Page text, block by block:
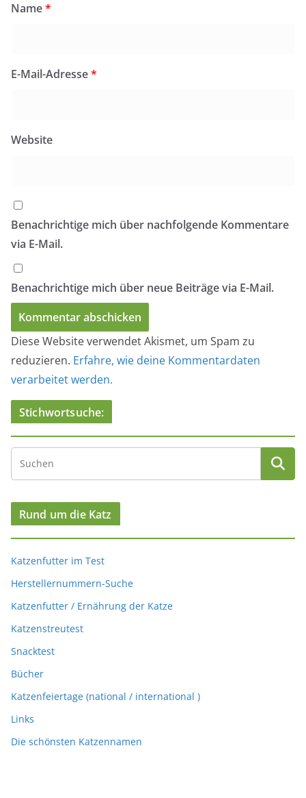
Name*
E-Mail-Adresse*
Website
Benachrichtige mich über nachfolgende Kommentare
via E-Mail.
Benachrichtige mich über neue Beiträge via E-Mail.
Diese Website verwendet Akismet, um Spam zu
reduzieren. Erfahre, wie deine Kommentardaten
verarbeitet werden.
Stichwortsuche:
Rund um die Katz
Katzenfutter im Test
Herstellernummern-Suche
Katzenfutter / Ernährung der Katze
Katzenstreutest
Snacktest
Bücher
Katzenfeiertage (national / international )
Links
Die schönsten Katzennamen